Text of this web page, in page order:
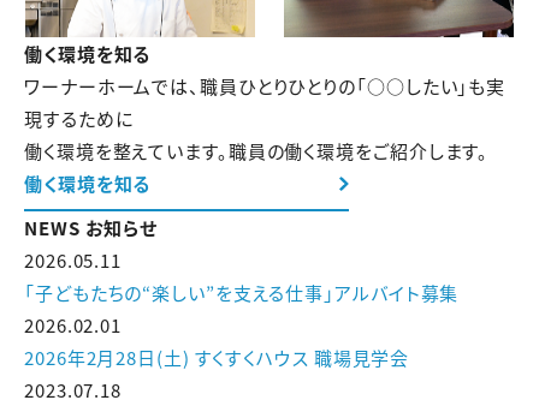
働く環境を知る
ワーナーホームでは、職員ひとりひとりの「○○したい」も実
現するために
働く環境を整えています。職員の働く環境をご紹介します。
働く環境を知る
NEWS お知らせ
2026.05.11
「子どもたちの“楽しい”を支える仕事」アルバイト募集
2026.02.01
2026年2月28日(土) すくすくハウス 職場見学会
2023.07.18